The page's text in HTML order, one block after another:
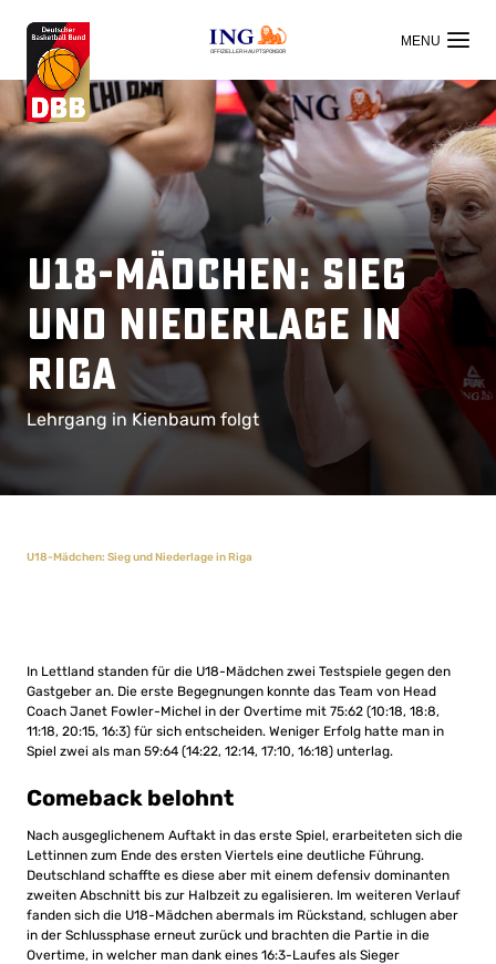
OFFIZIELLER HAUPTSPONSOR
U18-Mädchen: Sieg
und Niederlage in
Riga
Lehrgang in Kienbaum folgt
U18-Mädchen: Sieg und Niederlage in Riga
In Lettland standen für die U18-Mädchen zwei Testspiele gegen den
Gastgeber an. Die erste Begegnungen konnte das Team von Head
Coach Janet Fowler-Michel in der Overtime mit 75:62 (10:18, 18:8,
11:18, 20:15, 16:3) für sich entscheiden. Weniger Erfolg hatte man in
Spiel zwei als man 59:64 (14:22, 12:14, 17:10, 16:18) unterlag.
Comeback belohnt
Nach ausgeglichenem Auftakt in das erste Spiel, erarbeiteten sich die
Lettinnen zum Ende des ersten Viertels eine deutliche Führung.
Deutschland schaffte es diese aber mit einem defensiv dominanten
zweiten Abschnitt bis zur Halbzeit zu egalisieren. Im weiteren Verlauf
fanden sich die U18-Mädchen abermals im Rückstand, schlugen aber
in der Schlussphase erneut zurück und brachten die Partie in die
Overtime, in welcher man dank eines 16:3-Laufes als Sieger